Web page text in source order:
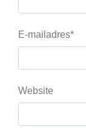
E-mailadres*
Website